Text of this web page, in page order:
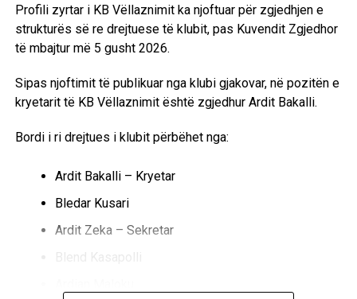
Profili zyrtar i KB Vëllaznimit ka njoftuar për zgjedhjen e
strukturës së re drejtuese të klubit, pas Kuvendit Zgjedhor
të mbajtur më 5 gusht 2026.
Sipas njoftimit të publikuar nga klubi gjakovar, në pozitën e
kryetarit të KB Vëllaznimit është zgjedhur Ardit Bakalli.
Bordi i ri drejtues i klubit përbëhet nga:
Ardit Bakalli – Kryetar
Bledar Kusari
Ardit Zeka – Sekretar